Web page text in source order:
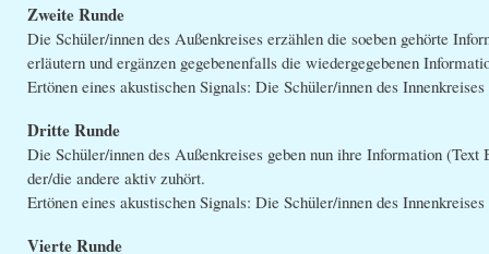
Zweite Runde
Die Schüler/innen des Außenkreises erzählen die soeben gehörte
erläutern und ergänzen gegebenenfalls die wiedergegebenen
Ertönen eines akustischen Signals: Die Schüler/innen des
Dritte Runde
Die Schüler/innen des Außenkreises geben nun ihre Information
der/die andere aktiv zuhört.
Ertönen eines akustischen Signals: Die Schüler/innen des
Vierte Runde